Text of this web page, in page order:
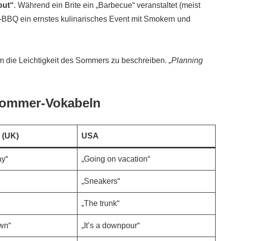
. Während ein Brite ein „Barbecue“ veranstaltet (meist
ein ernstes kulinarisches Event mit Smokern und
die Leichtigkeit des Sommers zu beschreiben. „Planning
Vokabeln
USA
„Going on vacation“
„Sneakers“
„The trunk“
„It’s a downpour“